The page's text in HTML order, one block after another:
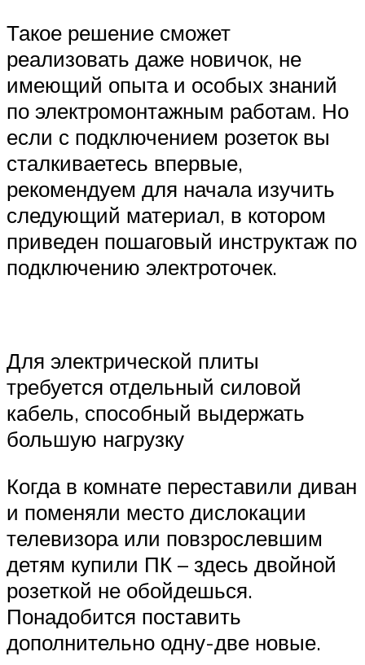
Такое решение сможет
реализовать даже новичок, не
имеющий опыта и особых знаний
по электромонтажным работам. Но
если с подключением розеток вы
сталкиваетесь впервые,
рекомендуем для начала изучить
следующий материал, в котором
приведен пошаговый инструктаж по
подключению электроточек.
Для электрической плиты
требуется отдельный силовой
кабель, способный выдержать
большую нагрузку
Когда в комнате переставили диван
и поменяли место дислокации
телевизора или повзрослевшим
детям купили ПК – здесь двойной
розеткой не обойдешься.
Понадобится поставить
дополнительно одну-две новые.